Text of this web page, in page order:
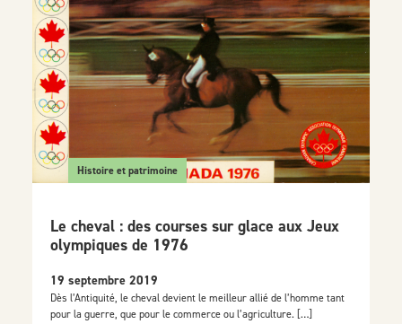
Histoire et patrimoine
Le cheval : des courses sur glace aux Jeux
olympiques de 1976
19 septembre 2019
Dès l’Antiquité, le cheval devient le meilleur allié de l’homme tant
pour la guerre, que pour le commerce ou l’agriculture. […]